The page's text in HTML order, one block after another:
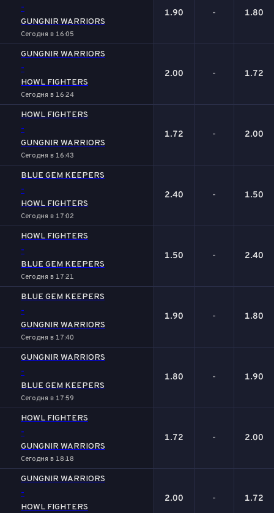
-
GUNGNIR WARRIORS
Сегодня в 16:05
1.90 - 1.80
GUNGNIR WARRIORS
-
HOWL FIGHTERS
Сегодня в 16:24
2.00 - 1.72
HOWL FIGHTERS
-
GUNGNIR WARRIORS
Сегодня в 16:43
1.72 - 2.00
BLUE GEM KEEPERS
-
HOWL FIGHTERS
Сегодня в 17:02
2.40 - 1.50
HOWL FIGHTERS
-
BLUE GEM KEEPERS
Сегодня в 17:21
1.50 - 2.40
BLUE GEM KEEPERS
-
GUNGNIR WARRIORS
Сегодня в 17:40
1.90 - 1.80
GUNGNIR WARRIORS
-
BLUE GEM KEEPERS
Сегодня в 17:59
1.80 - 1.90
HOWL FIGHTERS
-
GUNGNIR WARRIORS
Сегодня в 18:18
1.72 - 2.00
GUNGNIR WARRIORS
-
HOWL FIGHTERS
2.00 - 1.72